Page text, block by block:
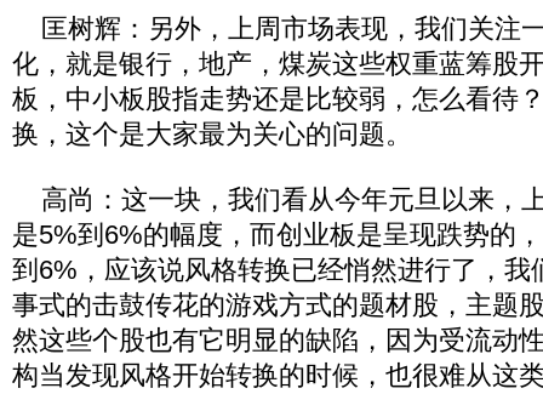
匡树辉：另外，上周市场表现，我们关注
化，就是银行，地产，煤炭这些权重蓝筹股
板，中小板股指走势还是比较弱，怎么看待
换，这个是大家最为关心的问题。
高尚：这一块，我们看从今年元旦以来，
是5%到6%的幅度，而创业板是呈现跌势的
到6%，应该说风格转换已经悄然进行了，我
事式的击鼓传花的游戏方式的题材股，主题
然这些个股也有它明显的缺陷，因为受流动
构当发现风格开始转换的时候，也很难从这